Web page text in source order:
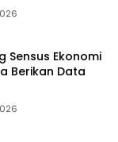
Sensus Ekonomi
Berikan Data